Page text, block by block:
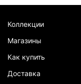
Коллекции
Магазины
Как купить
Доставка